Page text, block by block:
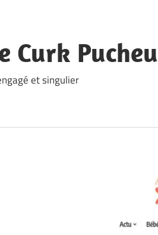
Curk Pucheu
et singulier